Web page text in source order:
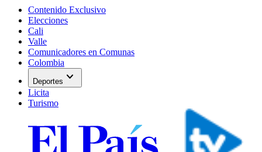
Contenido Exclusivo
Elecciones
Cali
Valle
Comunicadores en Comunas
Colombia
Deportes expand_more
Licita
Turismo